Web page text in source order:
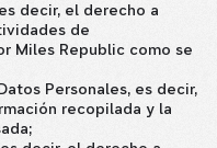
decir, el derecho a
de
Miles Republic como se
Personales, es decir,
recopilada y la